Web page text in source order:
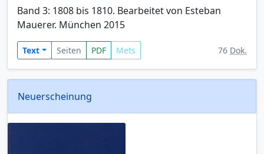
Band 3: 1808 bis 1810. Bearbeitet von Esteban
Mauerer. München 2015
Text Seiten PDF Mets 76 Dok.
Neuerscheinung